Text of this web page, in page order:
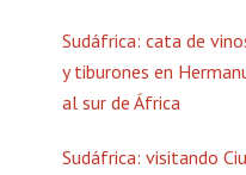
Sudáfrica: cata de
y tiburones en
al sur de África
Sudáfrica: visitando